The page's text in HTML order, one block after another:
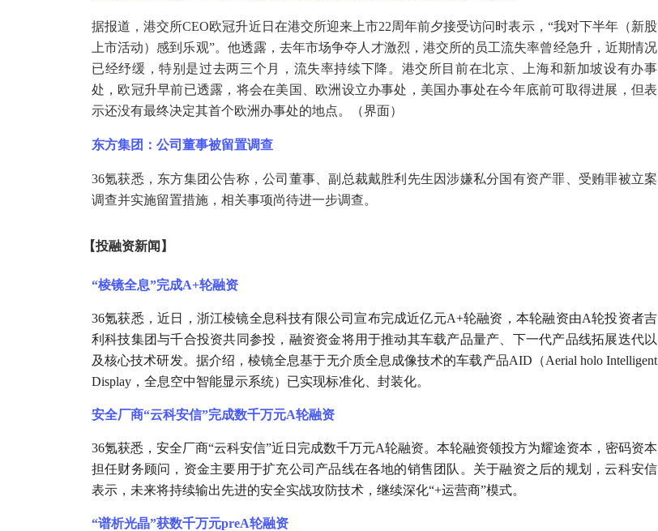
据报道，港交所CEO欧冠升近日在港交所迎来上市22周年前夕接受访问时表示，“我对下半年（新股
上市活动）感到乐观”。他透露，去年市场争夺人才激烈，港交所的员工流失率曾经急升，近期情况
已经纾缓，特别是过去两三个月，流失率持续下降。港交所目前在北京、上海和新加坡设有办事
处，欧冠升早前已透露，将会在美国、欧洲设立办事处，美国办事处在今年底前可取得进展，但表
示还没有最终决定其首个欧洲办事处的地点。（界面）
东方集团：公司董事被留置调查
36氪获悉，东方集团公告称，公司董事、副总裁戴胜利先生因涉嫌私分国有资产罪、受贿罪被立案
调查并实施留置措施，相关事项尚待进一步调查。
【投融资新闻 】
“棱镜全息”完成A+轮融资
36氪获悉，近日，浙江棱镜全息科技有限公司宣布完成近亿元A+轮融资，本轮融资由A轮投资者吉
利科技集团与千合投资共同参投，融资资金将用于推动其车载产品量产、下一代产品线拓展迭代以
及核心技术研发。据介绍，棱镜全息基于无介质全息成像技术的车载产品AID（Aerial holo Intelligent
Display，全息空中智能显示系统）已实现标准化、封装化。
安全厂商“云科安信”完成数千万元A轮融资
36氪获悉，安全厂商“云科安信”近日完成数千万元A轮融资。本轮融资领投方为耀途资本，密码资本
担任财务顾问，资金主要用于扩充公司产品线在各地的销售团队。关于融资之后的规划，云科安信
表示，未来将持续输出先进的安全实战攻防技术，继续深化“+运营商”模式。
“谱析光晶”获数千万元preA轮融资